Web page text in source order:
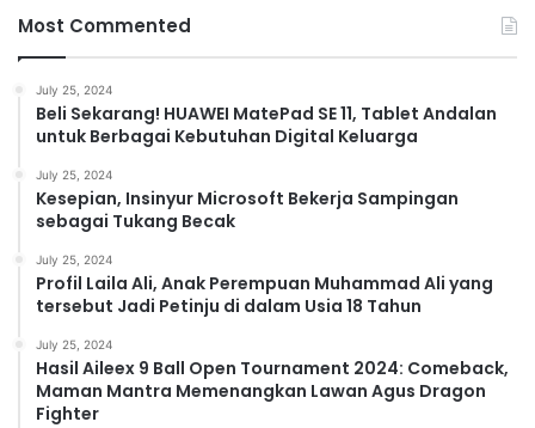
Most Commented
July 25, 2024
Beli Sekarang! HUAWEI MatePad SE 11, Tablet Andalan
untuk Berbagai Kebutuhan Digital Keluarga
July 25, 2024
Kesepian, Insinyur Microsoft Bekerja Sampingan
sebagai Tukang Becak
July 25, 2024
Profil Laila Ali, Anak Perempuan Muhammad Ali yang
tersebut Jadi Petinju di dalam Usia 18 Tahun
July 25, 2024
Hasil Aileex 9 Ball Open Tournament 2024: Comeback,
Maman Mantra Memenangkan Lawan Agus Dragon
Fighter